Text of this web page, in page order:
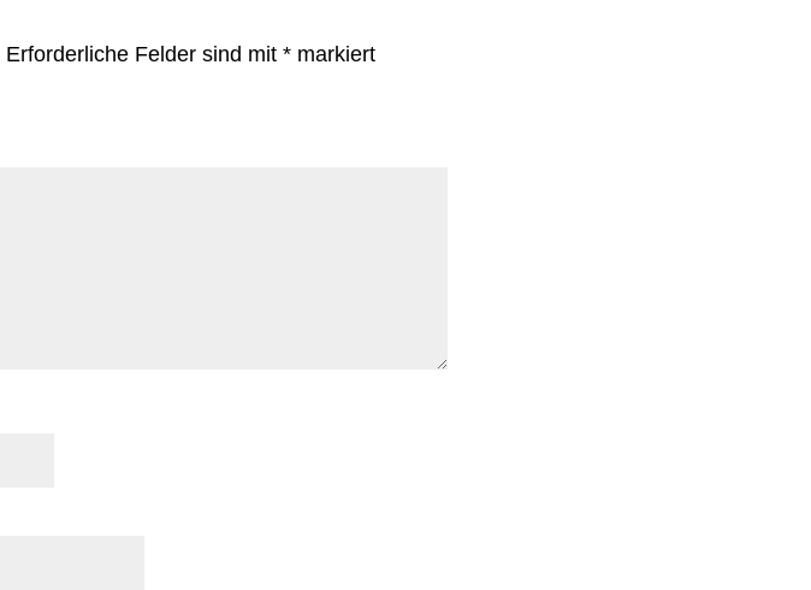
Erforderliche Felder sind mit * markiert